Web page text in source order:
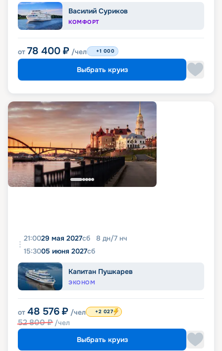
Василий Суриков
КОМФОРТ
от 78 400 ₽ /чел +1 000
Выбрать круиз
21:0029 мая 2027сб 8 дн/7 нч
15:3005 июня 2027сб
Капитан Пушкарев
ЭКОНОМ
от 48 576 ₽ /чел
52 800₽ /чел
+2 027
Выбрать круиз